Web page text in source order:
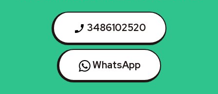
3486102520
WhatsApp